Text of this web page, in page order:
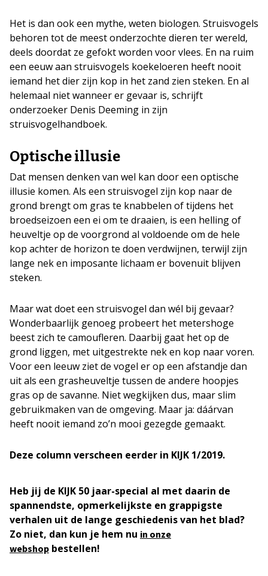
Het is dan ook een mythe, weten biologen. Struisvogels
behoren tot de meest onderzochte dieren ter wereld,
deels doordat ze gefokt worden voor vlees. En na ruim
een eeuw aan struisvogels koekeloeren heeft nooit
iemand het dier zijn kop in het zand zien steken. En al
helemaal niet wanneer er gevaar is, schrijft
onderzoeker Denis Deeming in zijn
struisvogelhandboek.
Optische illusie
Dat mensen denken van wel kan door een optische
illusie komen. Als een struisvogel zijn kop naar de
grond brengt om gras te knabbelen of tijdens het
broedseizoen een ei om te draaien, is een helling of
heuveltje op de voorgrond al voldoende om de hele
kop achter de horizon te doen verdwijnen, terwijl zijn
lange nek en imposante lichaam er bovenuit blijven
steken.
Maar wat doet een struisvogel dan wél bij gevaar?
Wonderbaarlijk genoeg probeert het metershoge
beest zich te camoufleren. Daarbij gaat het op de
grond liggen, met uitgestrekte nek en kop naar voren.
Voor een leeuw ziet de vogel er op een afstandje dan
uit als een grasheuveltje tussen de andere hoopjes
gras op de savanne. Niet wegkijken dus, maar slim
gebruikmaken van de omgeving. Maar ja: dáárvan
heeft nooit iemand zo’n mooi gezegde gemaakt.
Deze column verscheen eerder in KIJK 1/2019.
Heb jij de KIJK 50 jaar-special al met daarin de
spannendste, opmerkelijkste en grappigste
verhalen uit de lange geschiedenis van het blad?
Zo niet, dan kun je hem nu in onze
webshop bestellen!